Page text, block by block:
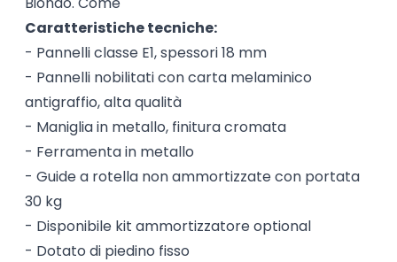
Caratteristiche tecniche:
- Pannelli classe E1, spessori 18 mm
- Pannelli nobilitati con carta melaminico
antigraffio, alta qualità
- Maniglia in metallo, finitura cromata
- Ferramenta in metallo
- Guide a rotella non ammortizzate con portata
30 kg
- Disponibile kit ammortizzatore optional
- Dotato di piedino fisso